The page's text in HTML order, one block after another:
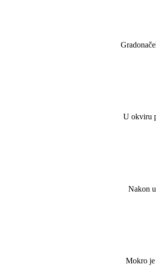
U okviru
Nakon
Mokro je